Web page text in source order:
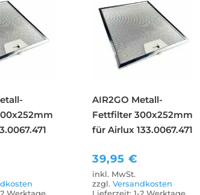
AIR2GO Metall-
Fettfilter 300x252mm
für Airlux 133.0067.471
39,95 €
inkl. MwSt.
zzgl. Versandkosten